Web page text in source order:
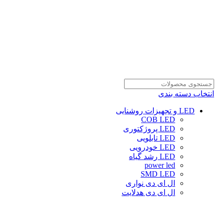
انتخاب دسته بندی
LED و تجهیزات روشنایی
COB LED
LED پروژکتوری
LED تابلویی
LED خودرویی
LED رشد گیاه
power led
SMD LED
ال ای دی نواری
ال ای دی هدلایت